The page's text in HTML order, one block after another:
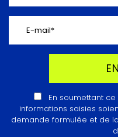
En soumettant ce
informations saisies
demande formulée et de